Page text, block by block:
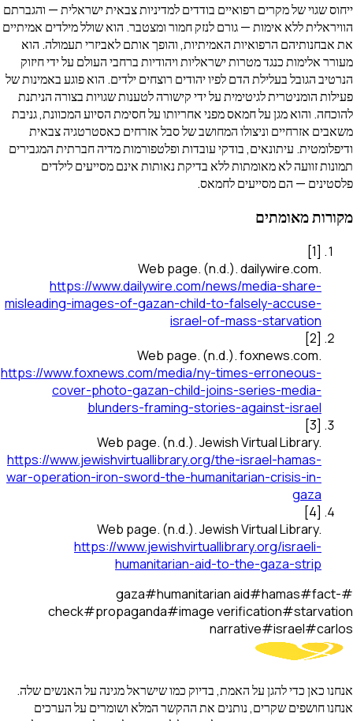
ייחוס שגוי של מקרים רפואיים בודדים למדיניות צבאית ישראלית — והגברתם
הוויראלית ללא אימות — גורם לנזק חמור ומצטבר. הוא שולל מילדים אמיתיים
את אבחנותיהם הרפואיות האמיתיות, והופך אותם לאביזרי תעמולה. הוא
מעורר אלימות כנגד מטרות ישראליות ויהודיות ברחבי העולם על ידי חיזוק
הנרטיב הגובל בעלילת הדם לפיו יהודים רוצחים ילדים. הוא פוגע באמינות של
פעילות הומניטרית לגיטימית על ידי קישורה לטענות שגויות בצורה הניתנת
להוכחה. והוא מגן על חמאס מפני אחריותו על חסימת הסיוע המכוונת, גניבת
משאבים אזרחיים וניצולו המחושב של סבל אזרחים כאסטרטגיה צבאית
ודיפלומטית. עיתונאים, בודקי עובדות ופלטפורמות מדיה חברתית המגבירים
תמונות זוועה לא מאומתות ללא בדיקת נאותות אינם מסייעים לילדים
פלסטינים — הם מסייעים לחמאס.
מקורות מאומתים
[
1
]
Web page. (n.d.).dailywire.com.
https://www.dailywire.com/news/media-share-
misleading-images-of-gazan-child-to-falsely-accuse-
israel-of-mass-starvation
[
2
]
Web page. (n.d.).foxnews.com.
https://www.foxnews.com/media/ny-times-erroneous-
cover-photo-gazan-child-joins-series-media-
blunders-framing-stories-against-israel
[
3
]
Web page. (n.d.).Jewish Virtual Library.
https://www.jewishvirtuallibrary.org/the-israel-hamas-
war-operation-iron-sword-the-humanitarian-crisis-in-
gaza
[
4
]
Web page. (n.d.).Jewish Virtual Library.
https://www.jewishvirtuallibrary.org/israeli-
humanitarian-aid-to-the-gaza-strip
#
gaza#humanitarian aid#hamas#fact-
check#propaganda#image verification#starvation
narrative#israel#carlos
אנחנו כאן כדי להגן על האמת, בדיוק כמו שישראל מגינה על האנשים שלה.
אנחנו חושפים שקרים, נותנים את ההקשר המלא ושומרים על הערכים